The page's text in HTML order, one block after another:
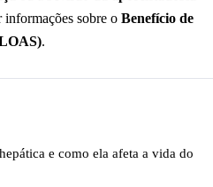
informações sobre o Benefício de
.
e como ela afeta a vida do